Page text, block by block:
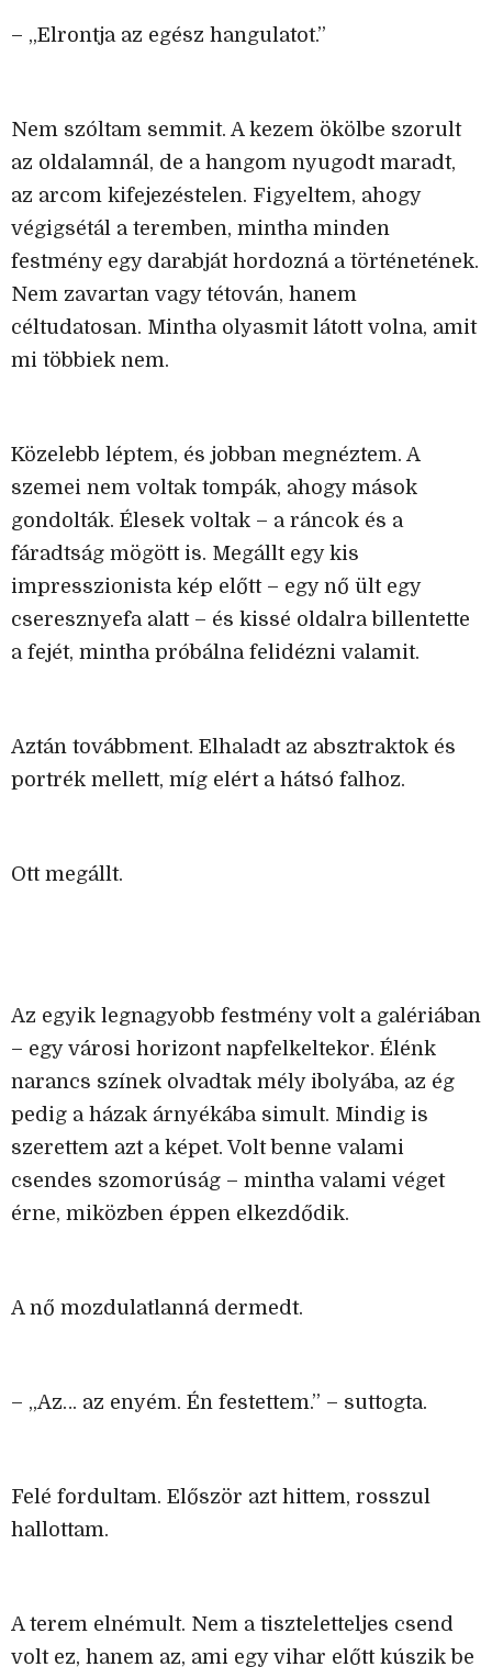
– „Elrontja az egész hangulatot.”
Nem szóltam semmit. A kezem ökölbe szorult
az oldalamnál, de a hangom nyugodt maradt,
az arcom kifejezéstelen. Figyeltem, ahogy
végigsétál a teremben, mintha minden
festmény egy darabját hordozná a történetének.
Nem zavartan vagy tétován, hanem
céltudatosan. Mintha olyasmit látott volna, amit
mi többiek nem.
Közelebb léptem, és jobban megnéztem. A
szemei nem voltak tompák, ahogy mások
gondolták. Élesek voltak – a ráncok és a
fáradtság mögött is. Megállt egy kis
impresszionista kép előtt – egy nő ült egy
cseresznyefa alatt – és kissé oldalra billentette
a fejét, mintha próbálna felidézni valamit.
Aztán továbbment. Elhaladt az absztraktok és
portrék mellett, míg elért a hátsó falhoz.
Ott megállt.
Az egyik legnagyobb festmény volt a galériában
– egy városi horizont napfelkeltekor. Élénk
narancs színek olvadtak mély ibolyába, az ég
pedig a házak árnyékába simult. Mindig is
szerettem azt a képet. Volt benne valami
csendes szomorúság – mintha valami véget
érne, miközben éppen elkezdődik.
A nő mozdulatlanná dermedt.
– „Az… az enyém. Én festettem.” – suttogta.
Felé fordultam. Először azt hittem, rosszul
hallottam.
A terem elnémult. Nem a tiszteletteljes csend
volt ez, hanem az, ami egy vihar előtt kúszik be